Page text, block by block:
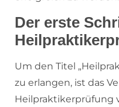
Der erste
Um den Titel
zu erlangen, ist das
Heilpraktikerprüfung